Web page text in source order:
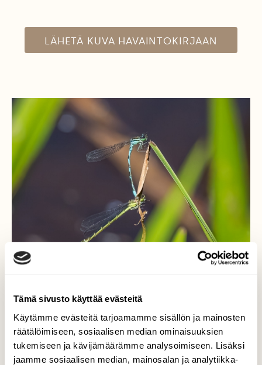
Tämä sivusto käyttää evästeitä
Käytämme evästeitä tarjoamamme sisällön ja mainosten
räätälöimiseen, sosiaalisen median ominaisuuksien
tukemiseen ja kävijämäärämme analysoimiseen. Lisäksi
jaamme sosiaalisen median, mainosalan ja analytiikka-
LÄHETÄ KUVA HAVAINTOKIRJAAN
Helteinen sää toi
sudenkorennot esille.